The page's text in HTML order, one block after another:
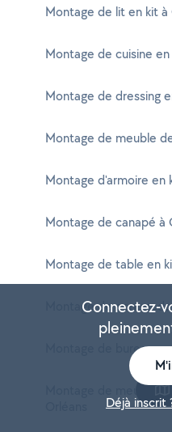
Montage de lit en kit à
Montage de cuisine
Montage de dressing
Montage de meuble
Montage d'armoire en
Montage de canapé à
Montage de table en
Montage de
Montage de bureau en
Montage de meuble
Connectez-
Déjà inscrit